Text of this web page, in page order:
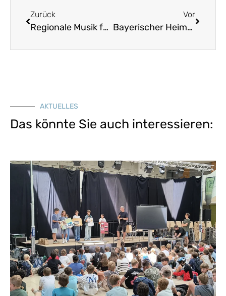
Zurück
Regionale Musik für alle
Vor
Bayerischer Heimattag
AKTUELLES
Das könnte Sie auch interessieren: